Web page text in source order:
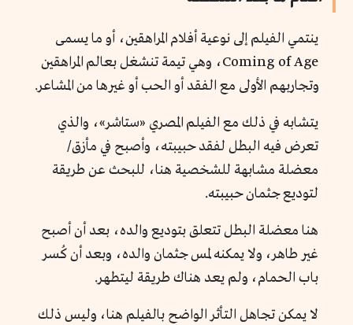
ينتمي الفيلم إلى نوعية أفلام المراهقين، أو ما يسمى
Coming of Age، وهي تيمة تنشغل بعالم المراهقين
وتجاربهم الأولى مع الفقد أو الحب أو غيرها من المشاعر.
يتشابه في ذلك مع الفيلم المصري «ستاشر»، والذي
تعرض فيه البطل لفقد حبيبته، وأصبح في مأزق/
معضلة مشابهة للشخصية هنا، للبحث عن طريقة
لتوديع جثمان حبيبته.
هنا معضلة البطل تتعلق بتوديع والده، بعد أن أصبح
غير طاهر، ولا يمكنه لمس جثمان والده، وبعد أن كُسر
باب الحمام، ولم يعد هناك طريقة ليتطهر.
لا يمكن تجاهل التأثر الواضح بالفيلم هنا، وليس ذلك